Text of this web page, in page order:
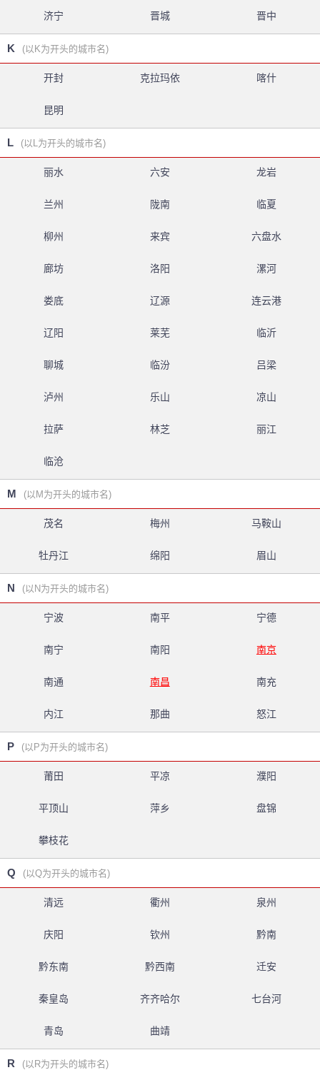
济宁 晋城 晋中
K (以K为开头的城市名)
开封 克拉玛依 喀什
昆明
L (以L为开头的城市名)
丽水 六安 龙岩
兰州 陇南 临夏
柳州 来宾 六盘水
廊坊 洛阳 漯河
娄底 辽源 连云港
辽阳 莱芜 临沂
聊城 临汾 吕梁
泸州 乐山 凉山
拉萨 林芝 丽江
临沧
M (以M为开头的城市名)
茂名 梅州 马鞍山
牡丹江 绵阳 眉山
N (以N为开头的城市名)
宁波 南平 宁德
南宁 南阳 南京
南通 南昌 南充
内江 那曲 怒江
P (以P为开头的城市名)
莆田 平凉 濮阳
平顶山 萍乡 盘锦
攀枝花
Q (以Q为开头的城市名)
清远 衢州 泉州
庆阳 钦州 黔南
黔东南 黔西南 迁安
秦皇岛 齐齐哈尔 七台河
青岛 曲靖
R (以R为开头的城市名)